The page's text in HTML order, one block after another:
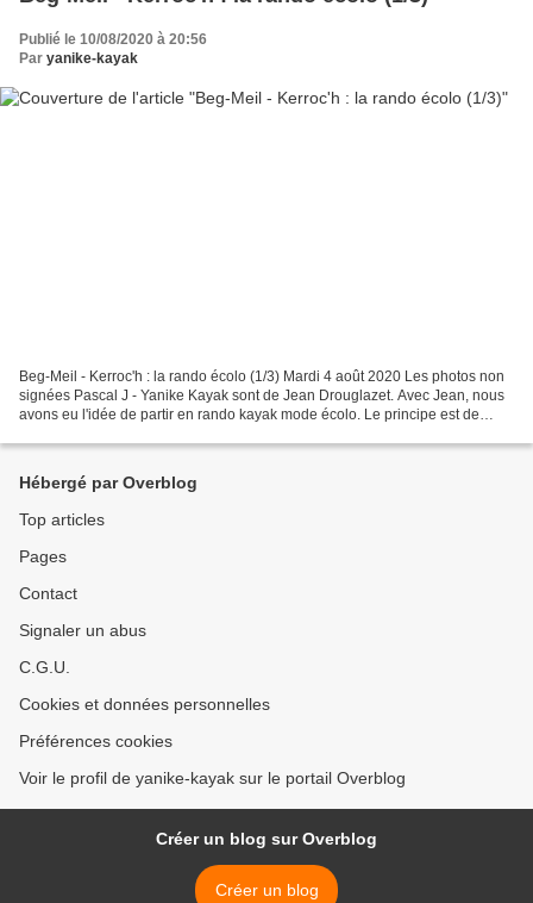
Publié le 10/08/2020 à 20:56
Par yanike-kayak
Beg-Meil - Kerroc'h : la rando écolo (1/3) Mardi 4 août 2020 Les photos non
signées Pascal J - Yanike Kayak sont de Jean Drouglazet. Avec Jean, nous
avons eu l'idée de partir en rando kayak mode écolo. Le principe est de
Hébergé par Overblog
Top articles
Pages
Contact
Signaler un abus
C.G.U.
Cookies et données personnelles
Préférences cookies
Voir le profil de yanike-kayak sur le portail Overblog
Créer un blog sur Overblog
Créer un blog